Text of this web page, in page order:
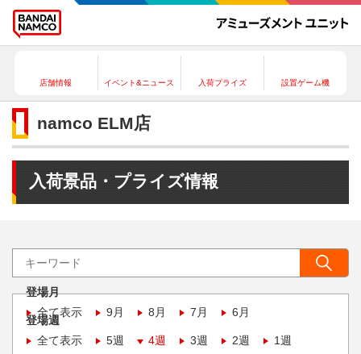
店舗情報 イベント&ニュース 入荷プライズ 設置ゲーム機
namco ELM店
入荷景品・プライズ情報
登場月
全て表示
9月 8月 7月 6月
登場週
全て表示
5週 4週 3週 2週 1週